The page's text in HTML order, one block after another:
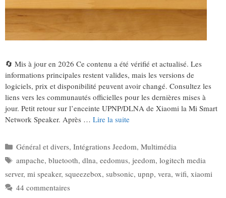
🔄 Mis à jour en 2026 Ce contenu a été vérifié et actualisé. Les
informations principales restent valides, mais les versions de
logiciels, prix et disponibilité peuvent avoir changé. Consultez les
liens vers les communautés officielles pour les dernières mises à
jour. Petit retour sur l’enceinte UPNP/DLNA de Xiaomi la Mi Smart
Network Speaker. Après … Lire la suite
Catégories
Général et divers, Intégrations Jeedom, Multimédia
Étiquettes
ampache, bluetooth, dlna, eedomus, jeedom, logitech media
server, mi speaker, squeezebox, subsonic, upnp, vera, wifi, xiaomi
44 commentaires